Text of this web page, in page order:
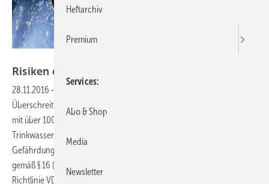
Uponor
Risiken erkennen und
28.11.2016 -
Überschreitung des technischen Maßnahmenwertes für Legionellen
mit über 100 KBE (koloniebildende Einheiten) in 100 ml
Trinkwasserprobe ist die unverzügliche Erstellung einer
Gefährdungsanalyse für die betroffene Trinkwasser-Installation
gemäß § 16 (7) der Trinkwasserverordnung vorgeschrieben. Die neue
Richtlinie VDI/BTGA/ZVSHK 6023 Blatt 2 beschreibt ausführlich die
Heftarchiv
Premium
Services
Abo & Shop
Media
Newsletter